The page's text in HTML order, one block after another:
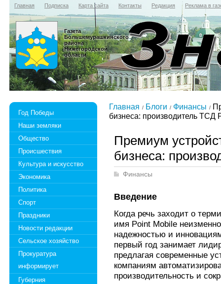
Главная Подписка Карта сайта Контакты Редакция Реклама в
Газета
Большемурашкинского
района
Нижегородской
области
Год Победы
Наши земляки
Общество
Происшествия
Культура и искусство
Экономика
Политика
Спорт
Праздники
Новости редакции
Сельское хозяйство
Прокуратура
информирует
Губерния
Главная Блоги Финансы
бизнеса: производитель ТСД
Премиум
бизнеса:
Финансы
Введение
Когда речь заходит о
имя Point Mobile
надежностью и
первый год занимает
предлагая современные
компаниям
производительность и